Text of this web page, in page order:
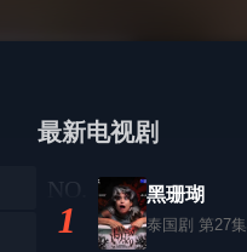
最新电视剧
1
黑珊瑚
泰国剧 第27集